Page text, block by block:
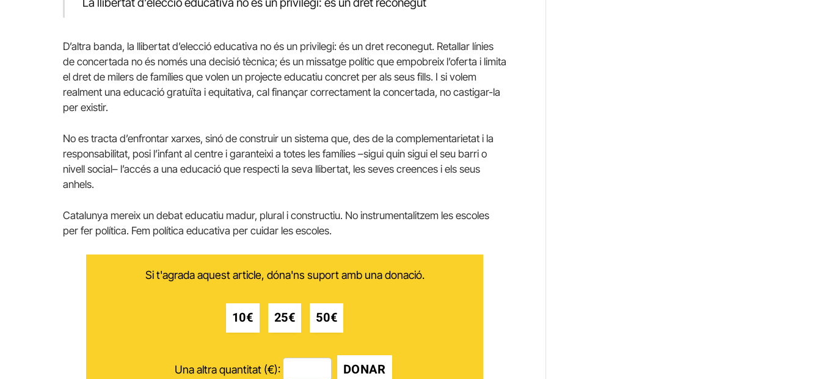
D’altra banda, la llibertat d’elecció educativa no és un privilegi: és un dret reconegut. Retallar línies
de concertada no és només una decisió tècnica; és un missatge polític que empobreix l’oferta i limita
el dret de milers de famílies que volen un projecte educatiu concret per als seus fills. I si volem
realment una educació gratuïta i equitativa, cal finançar correctament la concertada, no castigar-la
per existir.
No es tracta d’enfrontar xarxes, sinó de construir un sistema que, des de la complementarietat i la
responsabilitat, posi l’infant al centre i garanteixi a totes les famílies –sigui quin sigui el seu barri o
nivell social– l’accés a una educació que respecti la seva llibertat, les seves creences i els seus
anhels.
Catalunya mereix un debat educatiu madur, plural i constructiu. No instrumentalitzem les escoles
per fer política. Fem política educativa per cuidar les escoles.
Si t'agrada aquest article, dóna'ns suport amb una donació.
10€ 25€ 50€
Una altra quantitat (€): DONAR